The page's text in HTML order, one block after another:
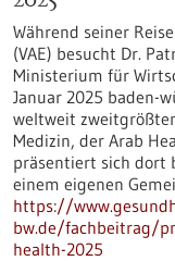
Während seiner
(VAE) besucht Dr.
Ministerium für
Januar 2025 baden-
weltweit
Medizin, der Arab
präsentiert sich dort
einem eigenen
https://
bw.de/fachbeitrag/
health-2025